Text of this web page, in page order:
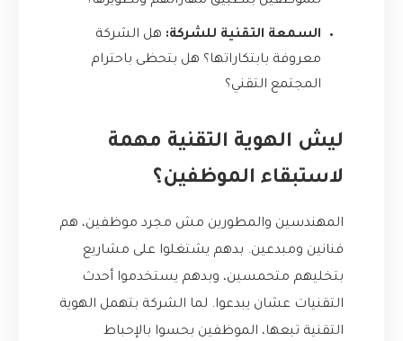
السمعة التقنية للشركة: هل الشركة
معروفة بابتكاراتها؟ هل بتحظى باحترام
المجتمع التقني؟
ليش الهوية التقنية مهمة
لاستبقاء الموظفين؟
المهندسين والمطورين مش مجرد موظفين، هم
فنانين ومبدعين. بدهم يشتغلوا على مشاريع
بتخليهم متحمسين، وبدهم يستخدموا أحدث
التقنيات عشان يبدعوا. لما الشركة بتهمل الهوية
التقنية تبعها، الموظفين بحسوا بالإحباط